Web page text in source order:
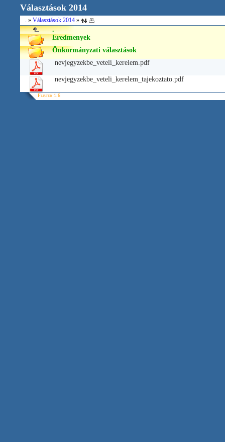
Választások 2014
. » Választások 2014 »
.
Eredmenyek
Önkormányzati választások
nevjegyzekbe_veteli_kerelem.pdf
nevjegyzekbe_veteli_kerelem_tajekoztato.pdf
Flister 1.6